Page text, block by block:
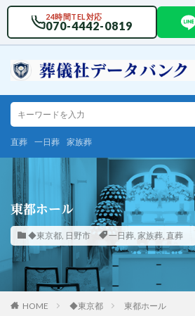
24時間TEL対応
070-4442-0819
直葬 一日葬 家族葬
東都ホール
◆東京都, 日野市 一日葬, 家族葬, 直葬
HOME ◆東京都 東都ホール